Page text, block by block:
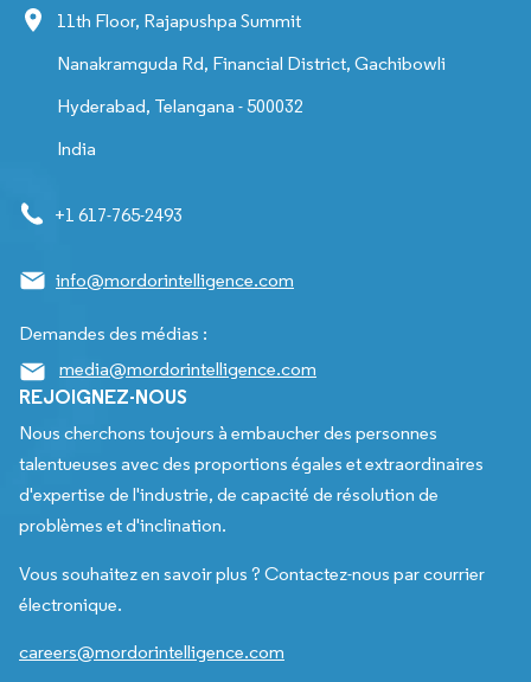
11th Floor, Rajapushpa Summit
Nanakramguda Rd, Financial District, Gachibowli
Hyderabad, Telangana - 500032
India
+1 617-765-2493
info@mordorintelligence.com
Demandes des médias :
media@mordorintelligence.com
REJOIGNEZ-NOUS
Nous cherchons toujours à embaucher des personnes
talentueuses avec des proportions égales et extraordinaires
d'expertise de l'industrie, de capacité de résolution de
problèmes et d'inclination.
Vous souhaitez en savoir plus ? Contactez-nous par courrier
électronique.
careers@mordorintelligence.com